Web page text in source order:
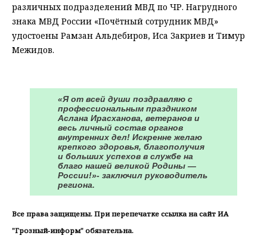
различных подразделений МВД по ЧР. Нагрудного
знака МВД России «Почётный сотрудник МВД»
удостоены Рамзан Альдебиров, Иса Закриев и Тимур
Межидов.
«Я от всей души поздравляю с
профессиональным праздником
Аслана Ирасханова, ветеранов и
весь личный состав органов
внутренних дел! Искренне желаю
крепкого здоровья, благополучия
и больших успехов в службе на
благо нашей великой Родины —
России!»- заключил руководитель
региона.
Все права защищены. При перепечатке ссылка на сайт ИА
"Грозный-информ" обязательна.